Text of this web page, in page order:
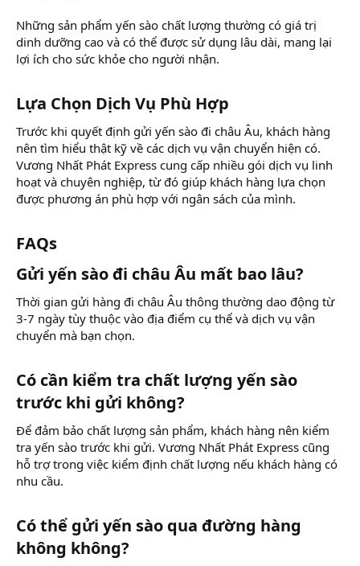
Những sản phẩm yến sào chất lượng thường có giá trị
dinh dưỡng cao và có thể được sử dụng lâu dài, mang lại
lợi ích cho sức khỏe cho người nhận.
Lựa Chọn Dịch Vụ Phù Hợp​
Trước khi quyết định gửi yến sào đi châu Âu, khách hàng
nên tìm hiểu thật kỹ về các dịch vụ vận chuyển hiện có.
Vương Nhất Phát Express cung cấp nhiều gói dịch vụ linh
hoạt và chuyên nghiệp, từ đó giúp khách hàng lựa chọn
được phương án phù hợp với ngân sách của mình.
FAQs​
Gửi yến sào đi châu Âu mất bao lâu?​
Thời gian gửi hàng đi châu Âu thông thường dao động từ
3-7 ngày tùy thuộc vào địa điểm cụ thể và dịch vụ vận
chuyển mà bạn chọn.
Có cần kiểm tra chất lượng yến sào
trước khi gửi không?​
Để đảm bảo chất lượng sản phẩm, khách hàng nên kiểm
tra yến sào trước khi gửi. Vương Nhất Phát Express cũng
hỗ trợ trong việc kiểm định chất lượng nếu khách hàng có
nhu cầu.
Có thể gửi yến sào qua đường hàng
không không?​